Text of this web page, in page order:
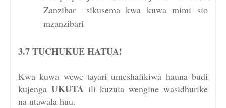
Zanzibar –sikusema kwa kuwa mimi sio
mzanzibari
3.7 TUCHUKUE HATUA!
Kwa kuwa wewe tayari umeshafikiwa hauna budi
kujenga UKUTA ili kuzuia wengine wasidhurike
na utawala huu.